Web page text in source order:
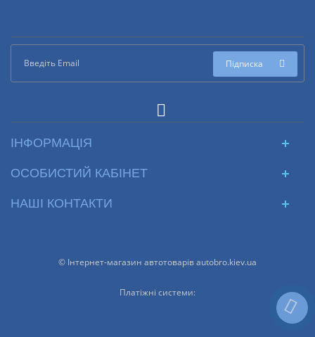
Підписка
ІНФОРМАЦІЯ
ОСОБИСТИЙ КАБІНЕТ
НАШІ КОНТАКТИ
© Інтернет-магазин автотоварів autobro.kiev.ua
Платіжні системи: